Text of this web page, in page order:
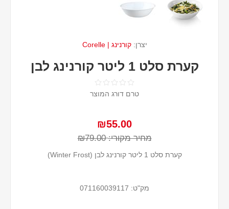
יצרן: קורנינג | Corelle
קערת סלט 1 ליטר קורנינג לבן
טרם דורג המוצר
₪55.00
מחיר מקורי: ₪79.00
קערת סלט 1 ליטר קורנינג לבן (Winter Frost)
מק"ט: 071160039117